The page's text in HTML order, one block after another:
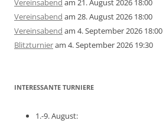
Vereinsabend am 21. August 2026 18:00
Vereinsabend am 28. August 2026 18:00
Vereinsabend am 4. September 2026 18:00
Blitzturnieram 4. September 2026 19:30
INTERESSANTE TURNIERE
1.-9. August: